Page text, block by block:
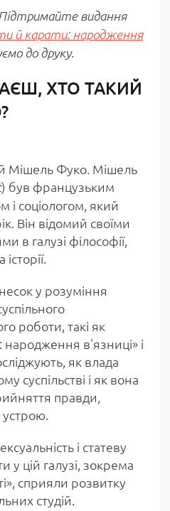
видання
й карати: народження
до друку.
ХТО ТАКИЙ
Мішель Фуко. Мішель
) був французьким
і соціологом, який
Він відомий своїми
в галузі філософії,
у розуміння
роботи, такі як
народження в'язниці» і
як влада
суспільстві і як вона
правди,
устрою.
і статеву
у цій галузі, зокрема
сприяли розвитку
студій.